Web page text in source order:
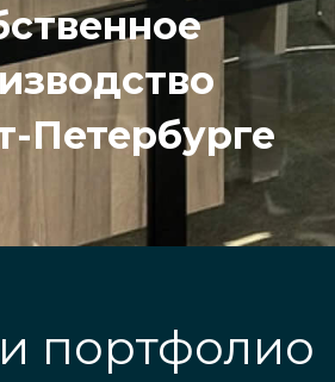
Петербурге
портфолио